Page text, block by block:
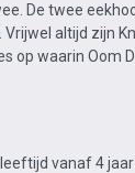
De twee
altijd zijn
op waarin Oom
vanaf 4